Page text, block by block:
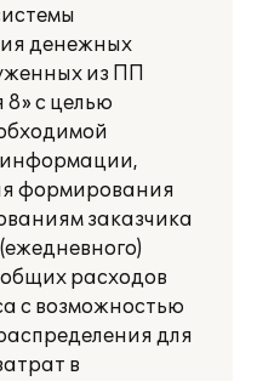
денежных
из ПП
8» с целью
формирования
заказчика
расходов
с возможностью
для
в